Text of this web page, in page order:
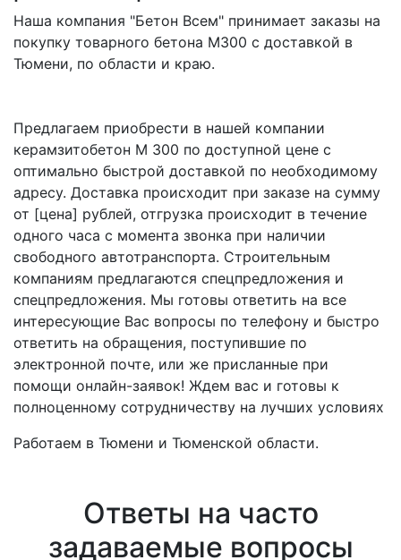
Наша компания "Бетон Всем" принимает заказы на
покупку товарного бетона M300 с доставкой в
Тюмени, по области и краю.
Предлагаем приобрести в нашей компании
керамзитобетон M 300 по доступной цене с
оптимально быстрой доставкой по необходимому
адресу. Доставка происходит при заказе на сумму
от [цена] рублей, отгрузка происходит в течение
одного часа с момента звонка при наличии
свободного автотранспорта. Строительным
компаниям предлагаются спецпредложения и
спецпредложения. Мы готовы ответить на все
интересующие Вас вопросы по телефону и быстро
ответить на обращения, поступившие по
электронной почте, или же присланные при
помощи онлайн-заявок! Ждем вас и готовы к
полноценному сотрудничеству на лучших условиях
Работаем в Тюмени и Тюменской области.
Ответы на часто
задаваемые вопросы